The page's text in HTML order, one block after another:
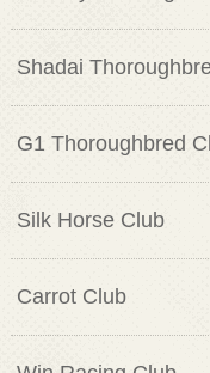
Shadai
G1 Thoroughbred
Silk Horse Club
Carrot Club